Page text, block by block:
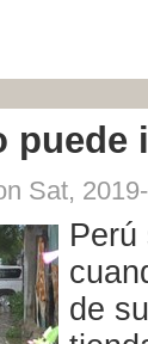
puede
Sat,
de